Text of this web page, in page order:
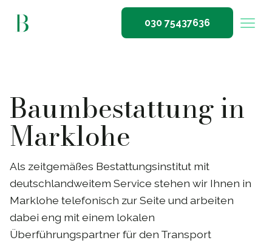
030 75437636
Baumbestattung in
Marklohe
Als zeitgemäßes Bestattungsinstitut mit
deutschlandweitem Service stehen wir Ihnen in
Marklohe telefonisch zur Seite und arbeiten
dabei eng mit einem lokalen
Überführungspartner für den Transport